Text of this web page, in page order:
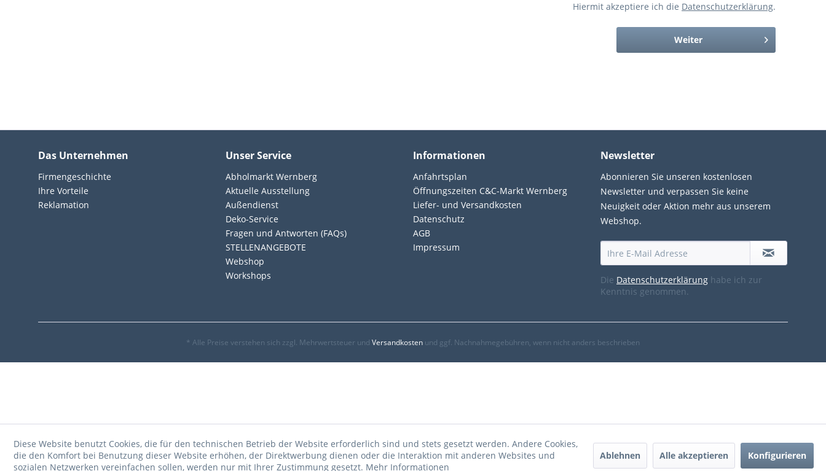
Hiermit akzeptiere ich die Datenschutzerklärung.
Weiter
Das Unternehmen
Firmengeschichte
Ihre Vorteile
Reklamation
Unser Service
Abholmarkt Wernberg
Aktuelle Ausstellung
Außendienst
Deko-Service
Fragen und Antworten (FAQs)
STELLENANGEBOTE
Webshop
Workshops
Informationen
Anfahrtsplan
Öffnungszeiten C&C-Markt Wernberg
Liefer- und Versandkosten
Datenschutz
AGB
Impressum
Newsletter
Abonnieren Sie unseren kostenlosen
Newsletter und verpassen Sie keine
Neuigkeit oder Aktion mehr aus unserem
Webshop.
Die Datenschutzerklärung habe ich zur
Kenntnis genommen.
* Alle Preise verstehen sich zzgl. Mehrwertsteuer und Versandkosten und ggf. Nachnahmegebühren, wenn nicht anders beschrieben
Diese Website benutzt Cookies, die für den technischen Betrieb der Website erforderlich sind und stets gesetzt werden. Andere Cookies,
die den Komfort bei Benutzung dieser Website erhöhen, der Direktwerbung dienen oder die Interaktion mit anderen Websites und
sozialen Netzwerken vereinfachen sollen, werden nur mit Ihrer Zustimmung gesetzt. Mehr Informationen
Ablehnen Alle akzeptieren Konfigurieren